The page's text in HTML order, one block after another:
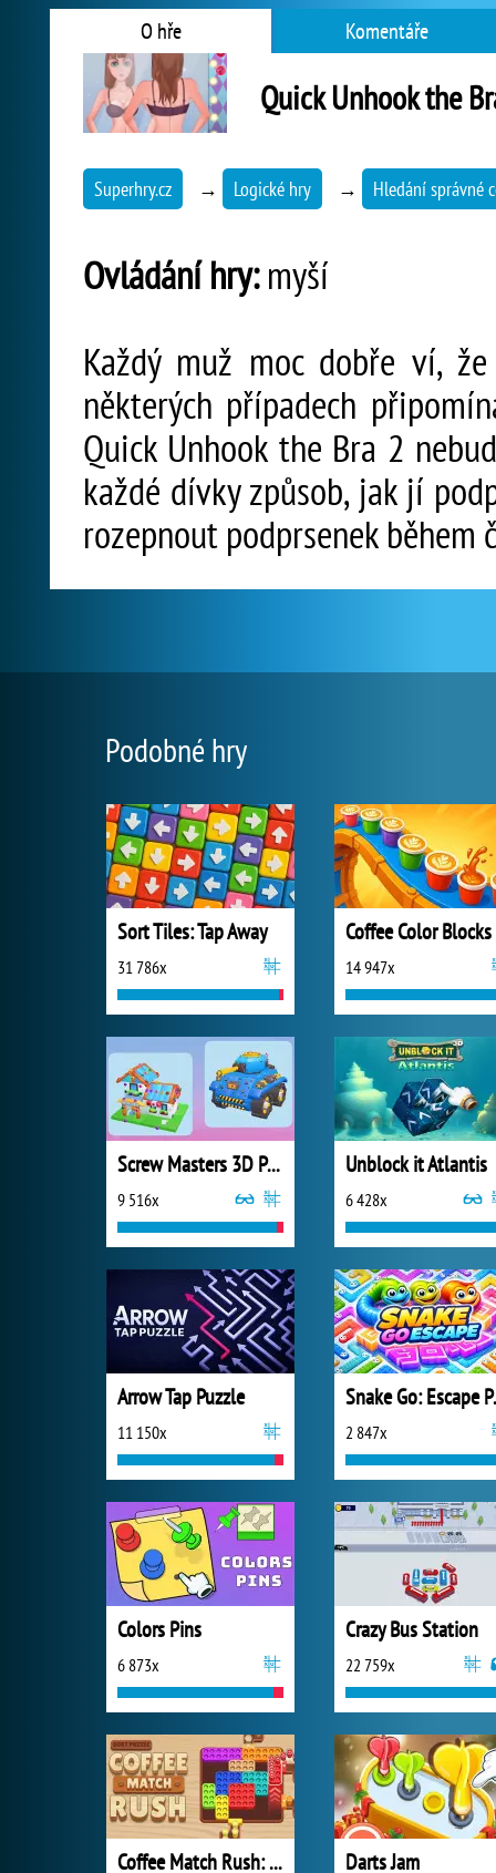
O hře Komentáře
Quick Unhook the
Superhry.cz → Logické hry → Hledání správné
Ovládání hry:myší
Každý muž moc dobře ví,
některých případech
Quick Unhook the Bra 2
každé dívky způsob, jak jí
rozepnout podprsenek
Podobné hry
Sort Tiles: Tap Away
31 786x
Coffee Color Blocks
14 947x
Screw Masters 3D Puzzle
9 516x
Unblock it Atlantis
6 428x
Arrow Tap Puzzle
11 150x 2 847x
Colors Pins
6 873x
Crazy Bus Station
22 759x
Coffee Match Rush: Sort Puzzle Darts Jam